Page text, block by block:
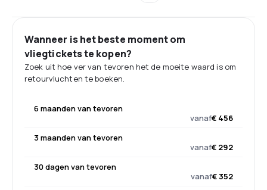
Wanneer is het beste moment om
vliegtickets te kopen?
Zoek uit hoe ver van tevoren het de moeite waard is om
retourvluchten te boeken.
6 maanden van tevoren
vanaf€ 456
3 maanden van tevoren
vanaf€ 292
30 dagen van tevoren
vanaf€ 352